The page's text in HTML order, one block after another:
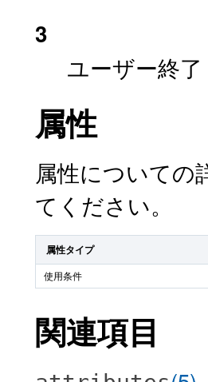
3
ユーザー終了
属性
属性について
てください。
属性タイプ
使用条件
関連項目